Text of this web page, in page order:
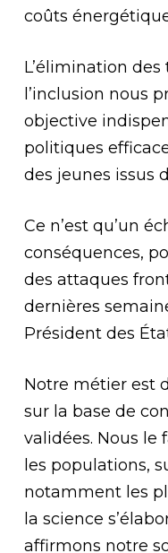
coûts
L’élimination
l’inclusion nous
objective
politiques
des jeunes issus
Ce n’est qu’un
conséquences,
des attaques
dernières
Président des
Notre métier est
sur la base de
validées. Nous le
les populations,
notamment les
la science
affirmons notre